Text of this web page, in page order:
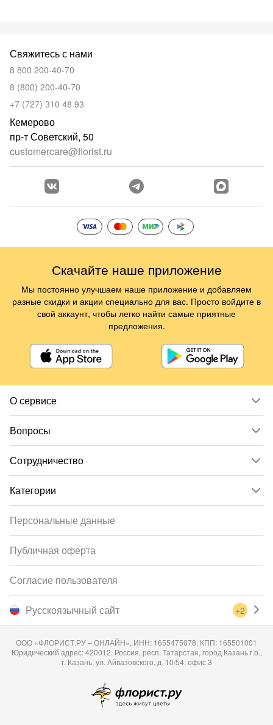
О сервисе
Вопросы
Сотрудничество
Категории
Свяжитесь с нами
8 800 200-40-70
8 (800) 200-40-70
+7 (727) 310 48 93
Кемерово
пр-т Советский, 50
customercare@florist.ru
Русскоязычный сайт +2
Персональные данные
Публичная оферта
Согласие пользователя
ООО «ФЛОРИСТ.РУ – ОНЛАЙН», ИНН: 1655475078, КПП: 165501001
Юридический адрес: 420012, Россия, респ. Татарстан, город Казань г.о.,
г. Казань, ул. Айвазовского, д. 10/54, офис 3
Скачайте наше приложение
Мы постоянно улучшаем наше приложение и добавляем
разные скидки и акции специально для вас. Просто войдите в
свой аккаунт, чтобы легко найти самые приятные
предложения.